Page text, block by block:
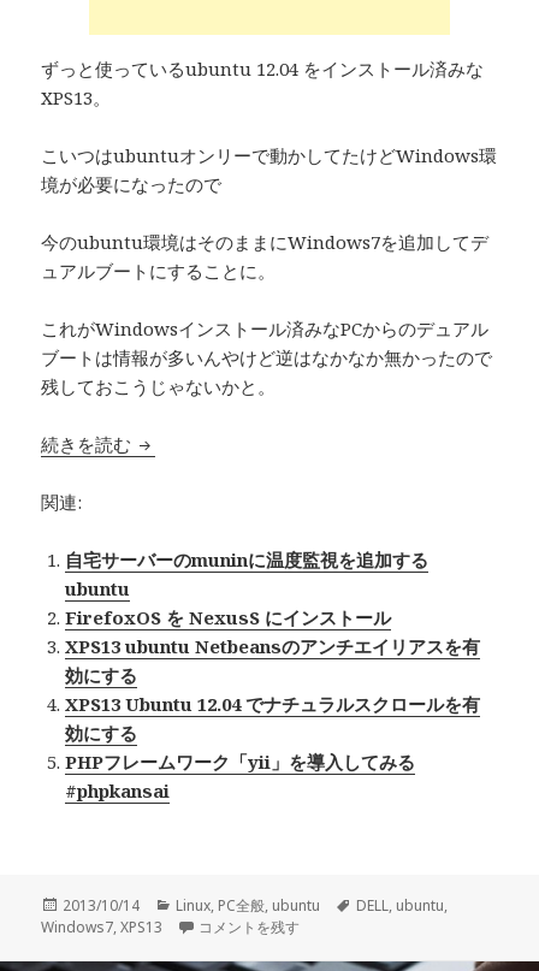
ずっと使っているubuntu 12.04 をインストール済みな
XPS13。
こいつはubuntuオンリーで動かしてたけどWindows環
境が必要になったので
今のubuntu環境はそのままにWindows7を追加してデ
ュアルブートにすることに。
これがWindowsインストール済みなPCからのデュアル
ブートは情報が多いんやけど逆はなかなか無かったので
残しておこうじゃないかと。
続きを読む ubuntu12.04をインストール済みのPCに
関連:
自宅サーバーのmuninに温度監視を追加する
ubuntu
FirefoxOS を NexusS にインストール
XPS13 ubuntu Netbeansのアンチエイリアスを有
効にする
XPS13 Ubuntu 12.04 でナチュラルスクロールを有
効にする
PHPフレームワーク「yii」を導入してみる
#phpkansai
投
稿
2013/10/14
カ
テ
Linux, PC全般, ubuntu
タ
DELL, ubuntu,
Windows7,XPS13 ubuntu12.04をインストール済みのPCにWindows7
コメントを残す